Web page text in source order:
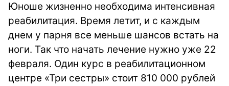
Юноше жизненно необходима интенсивная
реабилитация. Время летит, и с каждым
днем у парня все меньше шансов встать на
ноги. Так что начать лечение нужно уже 22
февраля. Один курс в реабилитационном
центре «Три сестры» стоит 810 000 рублей